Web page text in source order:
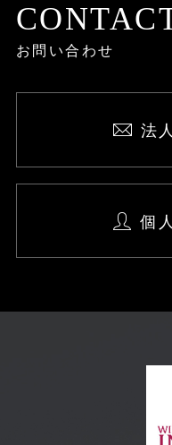
情報が漏洩し
業員だけでなく
国内外を問わ
三者に情報を提
公開された個
合、訂正や削除
【Googleアナ
お問い合わせ
法
個